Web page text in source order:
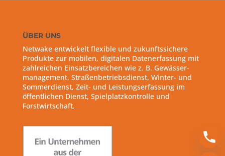
ÜBER UNS
Netwake entwickelt flexible und zukunftssichere
Produkte zur mobilen, digitalen Datenerfassung mit
zahlreichen Einsatzbereichen wie z. B. Gewässer-
management, Straßenbetriebsdienst, Winter- und
Sommerdienst, Zeit- und Leistungserfassung im
öffentlichen Dienst, Spielplatzkontrolle und
Forstwirtschaft.